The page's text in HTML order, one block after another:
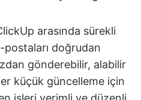
arasında sürekli
doğrudan
gönderebilir, alabilir
küçük güncelleme için